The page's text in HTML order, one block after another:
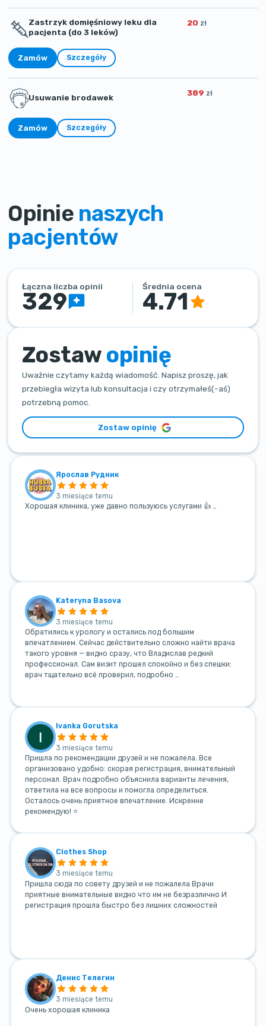
Zastrzyk domięśniowy leku dla
pacjenta (do 3 leków)
20 zł
Zamów Szczegóły
Usuwanie brodawek 389 zł
Zamów Szczegóły
Opinie naszych
pacjentów
Łączna liczba opinii
329
Średnia ocena
4.71
Zostaw opinię
Uważnie czytamy każdą wiadomość. Napisz proszę, jak
przebiegła wizyta lub konsultacja i czy otrzymałeś(-aś)
potrzebną pomoc.
Zostaw opinię
Ярослав Рудник
3 miesiące temu
Хорошая клиника, уже давно пользуюсь услугами 👍 …
Kateryna Basova
3 miesiące temu
Обратились к урологу и остались под большим
впечатлением. Сейчас действительно сложно найти врача
такого уровня — видно сразу, что Владислав редкий
профессионал. Сам визит прошел спокойно и без спешки:
врач тщательно всё проверил, подробно …
Ivanka Gorutska
3 miesiące temu
Пришла по рекомендации друзей и не пожалела. Все
организовано удобно: скорая регистрация, внимательный
персонал. Врач подробно объяснила варианты лечения,
ответила на все вопросы и помогла определиться.
Осталось очень приятное впечатление. Искренне
рекомендую! ⭐
Clothes Shop
3 miesiące temu
Пришла сюда по совету друзей и не пожалела Врачи
приятные внимательные видно что им не безразлично И
регистрация прошла быстро без лишних сложностей
Денис Телегин
3 miesiące temu
Очень хорошая клиника